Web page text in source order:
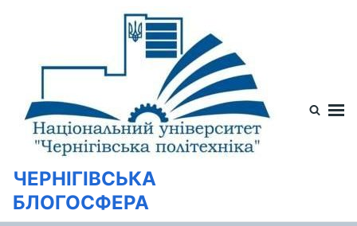
содержимому
ЧЕРНІГІВСЬКА
БЛОГОСФЕРА